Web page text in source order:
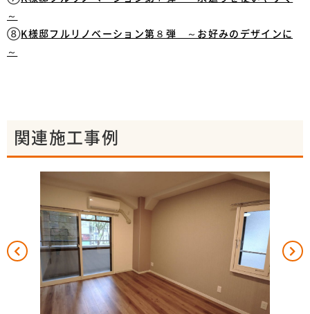
～
⑧ K様邸フルリノベーション第８弾 ～お好みのデザインに
～
関連施工事例